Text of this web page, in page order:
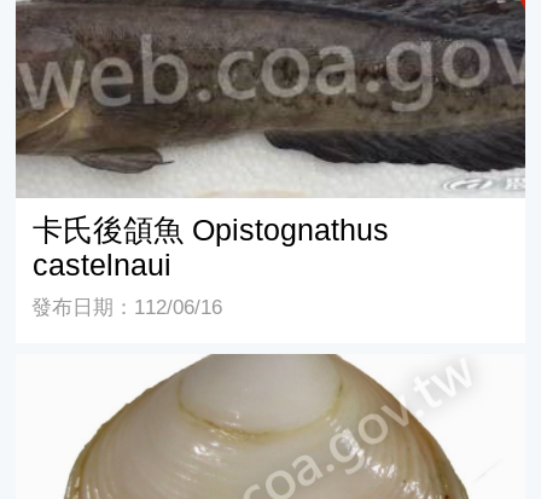
卡氏後頜魚 Opistognathus
castelnaui
發布日期：112/06/16
尖峰蛤 Atactodea striata